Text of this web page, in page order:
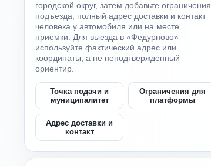
городской округ, затем добавьте ограничения
подъезда, полный адрес доставки и контакт
человека у автомобиля или на месте
приемки. Для выезда в «Федурново»
используйте фактический адрес или
координаты, а не неподтвержденный
ориентир.
Точка подачи и
муниципалитет
Ограничения для
платформы
Адрес доставки и
контакт